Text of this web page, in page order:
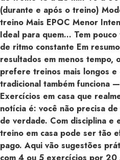
(durante e após o treino)
treino Mais EPOC Menor
Ideal para quem… Tem
de ritmo constante Em
resultados em menos tempo,
prefere treinos mais longos
tradicional também funciona
Exercícios em casa que
notícia é: você não precisa
de verdade. Com disciplina e
treino em casa pode ser tão
pago. Aqui vão sugestões